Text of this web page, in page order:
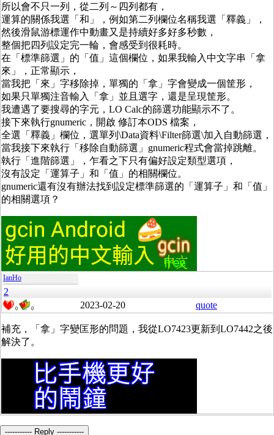
所以會不只一列，從二列～四列都有，
運算的關係我選「和」，例如第二列欄位名稱我選「釋義」，
然後滑鼠游標運作中動畫又是持續好多好多秒數，
整個把四列設定完一輪，會感受到很耗時。
在「標準篩選」的「值」這個欄位，如果我輸入中文字串「拿
來」，正常顯示，
當我把「來」字移除掉，單獨的「拿」字會變成一個筐形，
如果只單獨注音輸入「拿」並且選字，還是呈現筐形。
我遭遇了要搜尋的字元，LO Calc的篩選功能顯示不了。
接下來執行gnumeric，開啟 修訂本ODS 檔案，
全選「釋義」欄位，選單列\Data資料\Filter篩選\加入自動篩選，
當我接下來執行「移除自動篩選」gnumeric程式會當掉跳離。
執行「進階篩選」，乍看之下只有偏好設定類型選項，
沒有設定「運算子」和「值」的相關欄位。
gnumeric還有沒有辦法找到設定標準篩選的「運算子」和「值」
的相關選項？
IanHo
2
0 0 2023-02-20 quote
補充，「拿」字變匡形的問題，我從LO7423更新到LO7442之後
解決了。
----------- Reply -----------